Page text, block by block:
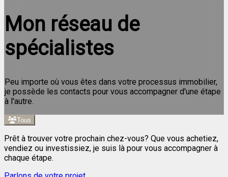
Mon réseau de
spécialistes
Peu importe où vous êtes dans votre processus immobilier,
je possède les contacts pour vous accompagner d'une étape
à l'autre.
Tous
Prêt à trouver votre prochain chez-vous? Que vous achetiez,
vendiez ou investissiez, je suis là pour vous accompagner à
chaque étape.